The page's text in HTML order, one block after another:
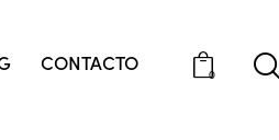
CONTACTO
0